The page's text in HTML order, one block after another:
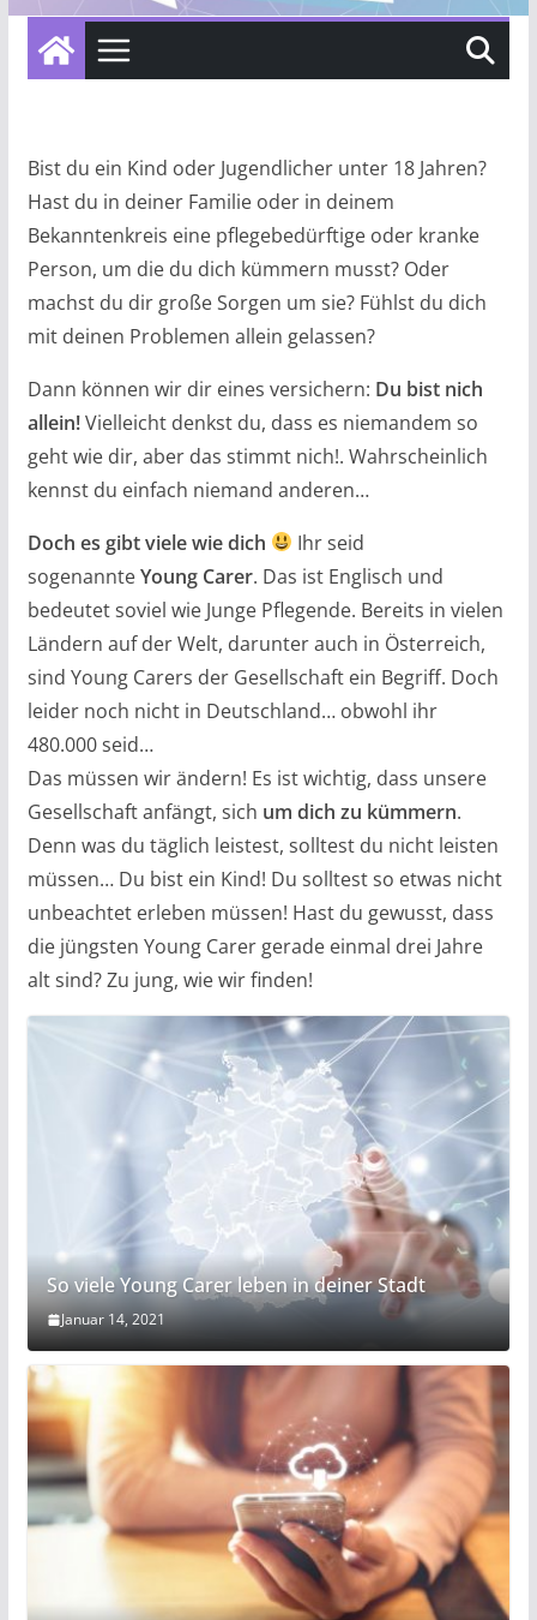
Bist du ein Kind oder Jugendlicher unter 18 Jahren?
Hast du in deiner Familie oder in deinem
Bekanntenkreis eine pflegebedürftige oder kranke
Person, um die du dich kümmern musst? Oder
machst du dir große Sorgen um sie? Fühlst du dich
mit deinen Problemen allein gelassen?
Dann können wir dir eines versichern: Du bist nich
allein!Vielleicht denkst du, dass es niemandem so
geht wie dir, aber das stimmt nich!. Wahrscheinlich
kennst du einfach niemand anderen…
Doch es gibt viele wie dich
Ihr seid
sogenannteYoung Carer. Das ist Englisch und
bedeutet soviel wie Junge Pflegende. Bereits in vielen
Ländern auf der Welt, darunter auch in Österreich,
sind Young Carers der Gesellschaft ein Begriff. Doch
leider noch nicht in Deutschland… obwohl ihr
480.000 seid…
Das müssen wir ändern! Es ist wichtig, dass unsere
Gesellschaft anfängt, sich um dich zu kümmern.
Denn was du täglich leistest, solltest du nicht leisten
müssen… Du bist ein Kind! Du solltest so etwas nicht
unbeachtet erleben müssen! Hast du gewusst, dass
die jüngsten Young Carer gerade einmal drei Jahre
alt sind? Zu jung, wie wir finden!
So viele Young Carer leben in deiner Stadt
Januar 14, 2021